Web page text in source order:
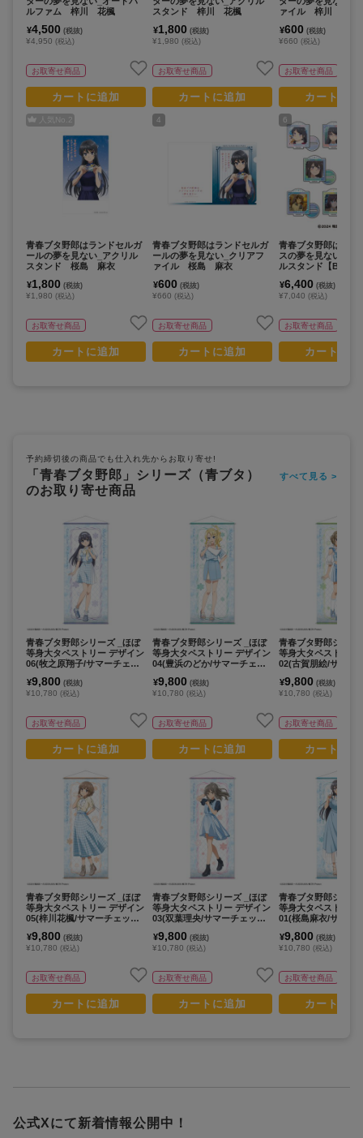
ルファム 梓川 花楓
¥4,500 (税抜)
¥4,950 (税込)
お取寄せ商品
カートに追加
人気No. 2
青春ブタ野郎はランドセルガ
ールの夢を見ない_アクリル
スタンド 桜島 麻衣
¥1,800 (税抜)
¥1,980 (税込)
お取寄せ商品
カートに追加
スタンド 梓川 花楓
¥1,800 (税抜)
¥1,980 (税込)
お取寄せ商品
カートに追加
4
青春ブタ野郎はランドセルガ
ールの夢を見ない_クリアフ
ァイル 桜島 麻衣
¥600 (税抜)
¥660 (税込)
お取寄せ商品
カートに追加
ァイル 梓川 花楓
¥600 (税抜)
¥660 (税込)
お取寄せ商品
カートに
6
青春ブタ野郎はサン
スの夢を見ない_ミ
ルスタンド【BOX／
¥6,400 (税抜)
¥7,040 (税込)
お取寄せ商品
カートに
予約締切後の商品でも仕入れ先からお取り寄せ!
「青春ブタ野郎」シリーズ（青ブタ）
のお取り寄せ商品
すべて見る >
青春ブタ野郎シリーズ _ほぼ
等身大タペストリー デザイン
06(牧之原翔子/サマーチェッ
¥9,800 (税抜)
¥10,780 (税込)
お取寄せ商品
カートに追加
青春ブタ野郎シリーズ _ほぼ
等身大タペストリー デザイン
05(梓川花楓/サマーチェックv
¥9,800 (税抜)
¥10,780 (税込)
お取寄せ商品
カートに追加
青春ブタ野郎シリーズ _ほぼ
等身大タペストリー デザイン
04(豊浜のどか/サマーチェッ
¥9,800 (税抜)
¥10,780 (税込)
お取寄せ商品
カートに追加
青春ブタ野郎シリーズ _ほぼ
等身大タペストリー デザイン
03(双葉理央/サマーチェックv
¥9,800 (税抜)
¥10,780 (税込)
お取寄せ商品
カートに追加
青春ブタ野郎シリー
等身大タペストリー
02(古賀朋絵/サマー
¥9,800 (税抜)
¥10,780 (税込)
お取寄せ商品
カートに
青春ブタ野郎シリー
等身大タペストリー
01(桜島麻衣/サマー
¥9,800 (税抜)
¥10,780 (税込)
お取寄せ商品
カートに
公式Xにて新着情報公開中！